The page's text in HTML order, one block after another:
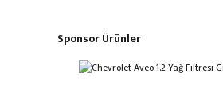
Sponsor Ürünler